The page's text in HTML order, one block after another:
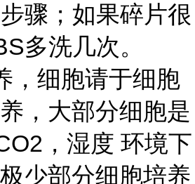
骤；如果碎片很
多洗几次。
，细胞请于细胞
，大部分细胞是
，湿度 环境下
少部分细胞培养